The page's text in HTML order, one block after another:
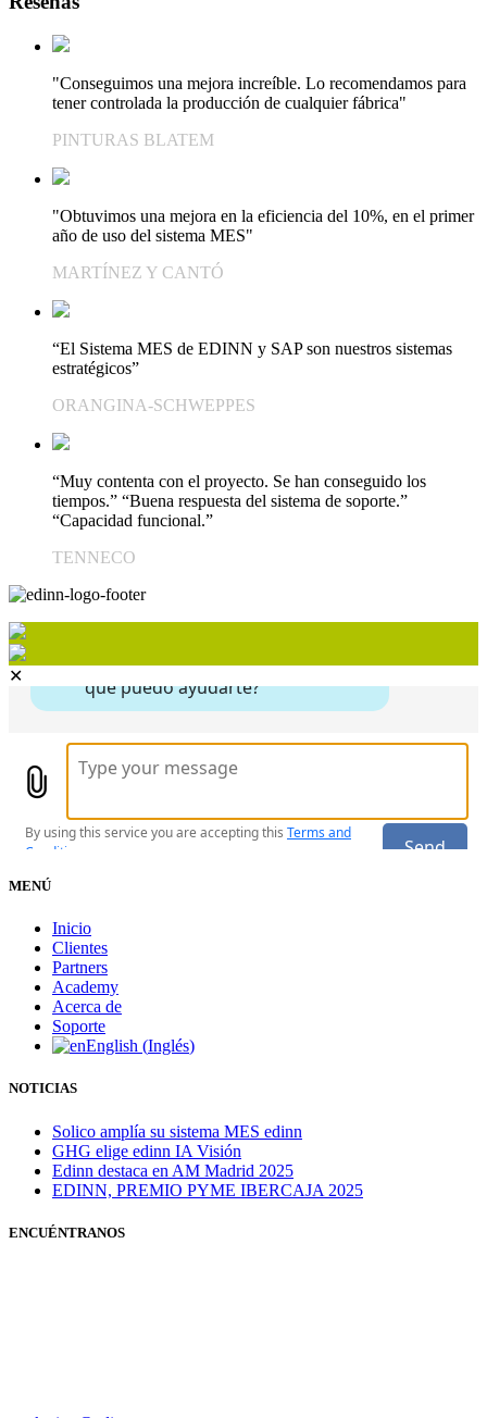
"Conseguimos una mejora increíble. Lo recomendamos para
tener controlada la producción de cualquier fábrica"
PINTURAS BLATEM
"Obtuvimos una mejora en la eficiencia del 10%, en el primer
año de uso del sistema MES"
MARTÍNEZ Y CANTÓ
“El Sistema MES de EDINN y SAP son nuestros sistemas
estratégicos”
ORANGINA-SCHWEPPES
“Muy contenta con el proyecto. Se han conseguido los
tiempos.” “Buena respuesta del sistema de soporte.”
“Capacidad funcional.”
TENNECO
✕
MENÚ
Inicio
Clientes
Partners
Academy
Acerca de
Soporte
English (Inglés)
NOTICIAS
Solico amplía su sistema MES edinn
GHG elige edinn IA Visión
Edinn destaca en AM Madrid 2025
EDINN, PREMIO PYME IBERCAJA 2025
ENCUÉNTRANOS